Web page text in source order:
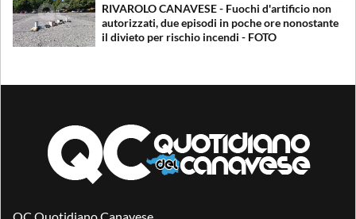
RIVAROLO CANAVESE - Fuochi d'artificio non
autorizzati, due episodi in poche ore nonostante
il divieto per rischio incendi - FOTO
QC Quotidiano Canavese